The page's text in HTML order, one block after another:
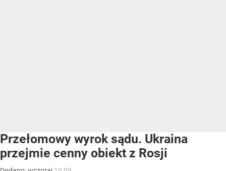
Przełomowy wyrok sądu. Ukraina
przejmie cenny obiekt z Rosji